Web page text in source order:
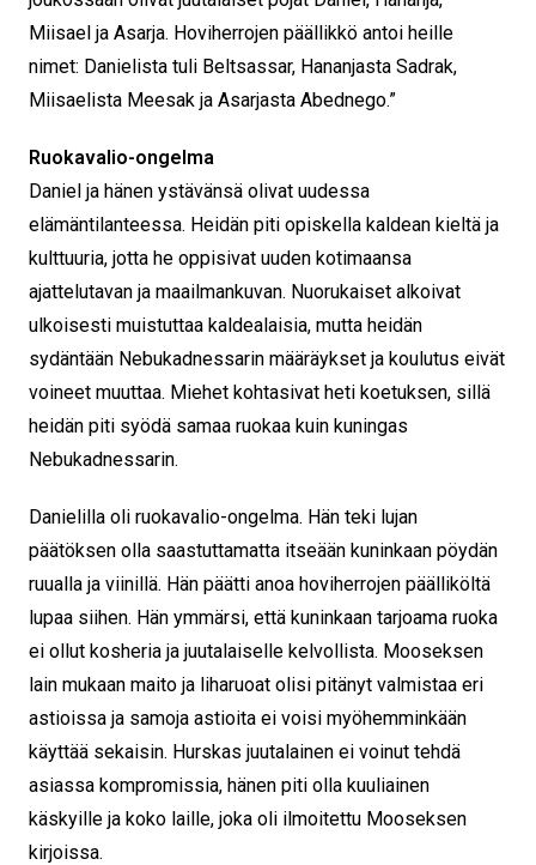
Miisael ja Asarja. Hoviherrojen päällikkö antoi heille
nimet: Danielista tuli Beltsassar, Hananjasta Sadrak,
Miisaelista Meesak ja Asarjasta Abednego.”
Ruokavalio-ongelma
Daniel ja hänen ystävänsä olivat uudessa
elämäntilanteessa. Heidän piti opiskella kaldean kieltä ja
kulttuuria, jotta he oppisivat uuden kotimaansa
ajattelutavan ja maailmankuvan. Nuorukaiset alkoivat
ulkoisesti muistuttaa kaldealaisia, mutta heidän
sydäntään Nebukadnessarin määräykset ja koulutus eivät
voineet muuttaa. Miehet kohtasivat heti koetuksen, sillä
heidän piti syödä samaa ruokaa kuin kuningas
Nebukadnessarin.
Danielilla oli ruokavalio-ongelma. Hän teki lujan
päätöksen olla saastuttamatta itseään kuninkaan pöydän
ruualla ja viinillä. Hän päätti anoa hoviherrojen päälliköltä
lupaa siihen. Hän ymmärsi, että kuninkaan tarjoama ruoka
ei ollut kosheria ja juutalaiselle kelvollista. Mooseksen
lain mukaan maito ja liharuoat olisi pitänyt valmistaa eri
astioissa ja samoja astioita ei voisi myöhemminkään
käyttää sekaisin. Hurskas juutalainen ei voinut tehdä
asiassa kompromissia, hänen piti olla kuuliainen
käskyille ja koko laille, joka oli ilmoitettu Mooseksen
kirjoissa.